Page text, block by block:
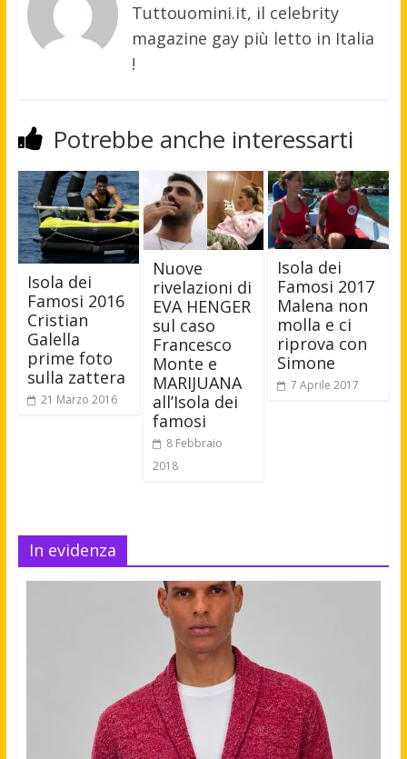
Tuttouomini.it, il celebrity
magazine gay più letto in Italia
!
Potrebbe anche interessarti
Isola dei
Famosi 2016
Cristian
Galella
prime foto
sulla zattera
21 Marzo 2016
Nuove
rivelazioni di
EVA HENGER
sul caso
Francesco
Monte e
MARIJUANA
all’Isola dei
famosi
8 Febbraio
2018
Isola dei
Famosi 2017
Malena non
molla e ci
riprova con
Simone
7 Aprile 2017
In evidenza